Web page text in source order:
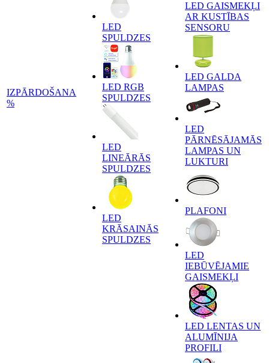
IZPĀRDOŠANA
%
LED
SPULDZES
LED RGB
SPULDZES
LED
LINEĀRĀS
SPULDZES
LED
KRĀSAINĀS
SPULDZES
LED GAISMEKĻI
AR KUSTĪBAS
SENSORU
LED GALDA
LAMPAS
LED
PĀRNĒSĀJAMĀS
LAMPAS UN
LUKTURI
PLAFONI
LED
IEBŪVĒJAMIE
GAISMEKĻI
LED LENTAS UN
ALUMĪNIJA
PROFILI